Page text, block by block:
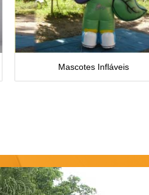
Mascotes Infláveis